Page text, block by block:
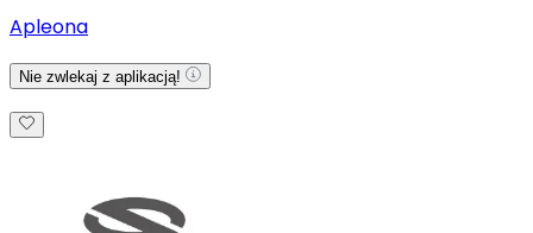
Apleona
Nie zwlekaj z aplikacją!